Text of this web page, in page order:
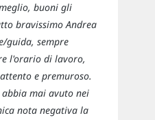
buoni gli
bravissimo Andrea
guida, sempre
l'orario di lavoro,
e premuroso.
mai avuto nei
nota negativa la